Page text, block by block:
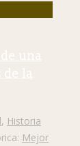
una
la
, Historia
Mejor